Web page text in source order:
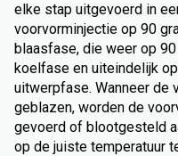
elke stap uitgevoerd in
voorvorminjectie op 90
blaasfase, die weer op
koelfase en uiteindelijk
uitwerpfase. Wanneer de
geblazen, worden de
gevoerd of blootgesteld
op de juiste temperatuur